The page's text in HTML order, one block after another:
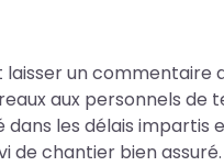
laisser un commentaire
aux personnels de
les délais impartis
de chantier bien